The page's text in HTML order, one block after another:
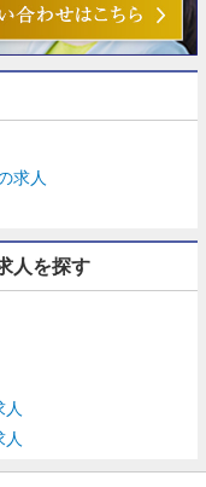
求人
人を探す
人
人